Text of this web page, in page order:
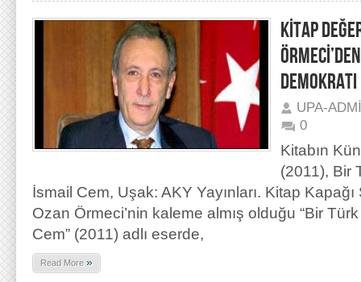
KİTAP
UPA-
0
Kitabın
(2011), Bir
İsmail Cem, Uşak: AKY Yayınları. Kitap
Ozan Örmeci’nin kaleme almış olduğu “Bir
Cem” (2011) adlı eserde,
Read More »